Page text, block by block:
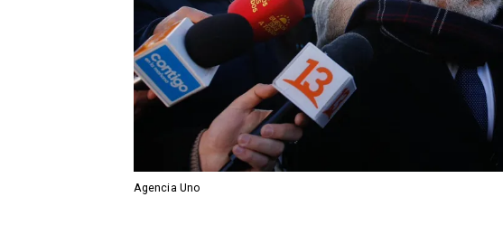
Agencia Uno